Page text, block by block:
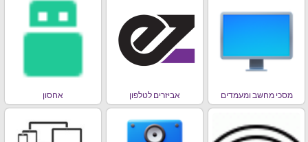
מסכי מחשב ומעמדים אביזרים לטלפון אחסון